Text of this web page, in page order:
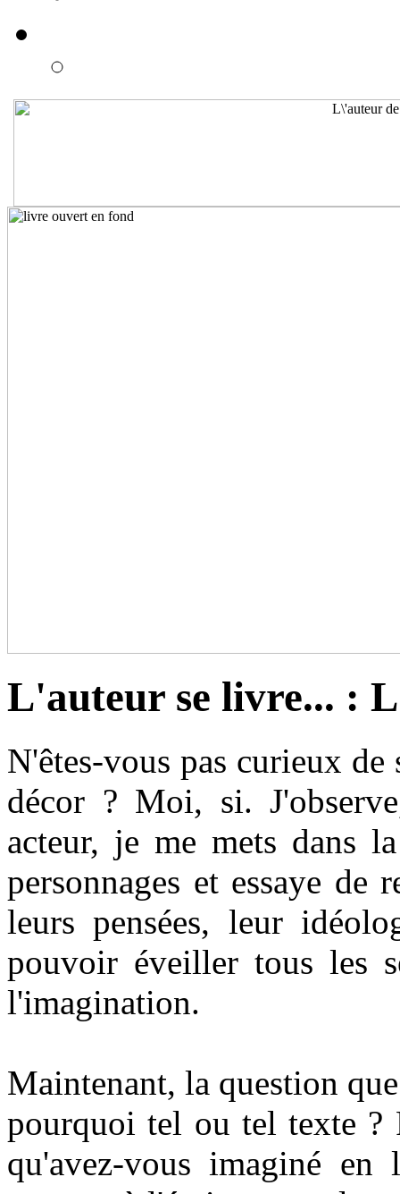
L'auteur se livre... :
N'êtes-vous pas curieux
décor ? Moi, si.
acteur, je me mets dans
personnages et essaye de
leurs pensées, leur
pouvoir éveiller tous les
l'imagination.
Maintenant, la question
pourquoi tel ou tel texte ?
qu'avez-vous imaginé